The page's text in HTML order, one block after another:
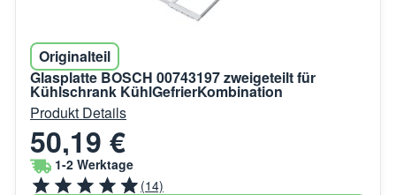
Originalteil
Glasplatte BOSCH 00743197 zweigeteilt für
Kühlschrank KühlGefrierKombination
Produkt Details
50,19 €
1-2 Werktage
(14)